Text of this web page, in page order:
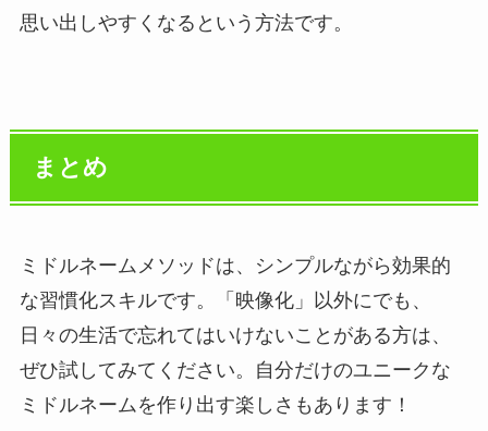
思い出しやすくなるという方法です。
まとめ
ミドルネームメソッドは、シンプルながら効果的
な習慣化スキルです。「映像化」以外にでも、
日々の生活で忘れてはいけないことがある方は、
ぜひ試してみてください。自分だけのユニークな
ミドルネームを作り出す楽しさもあります！